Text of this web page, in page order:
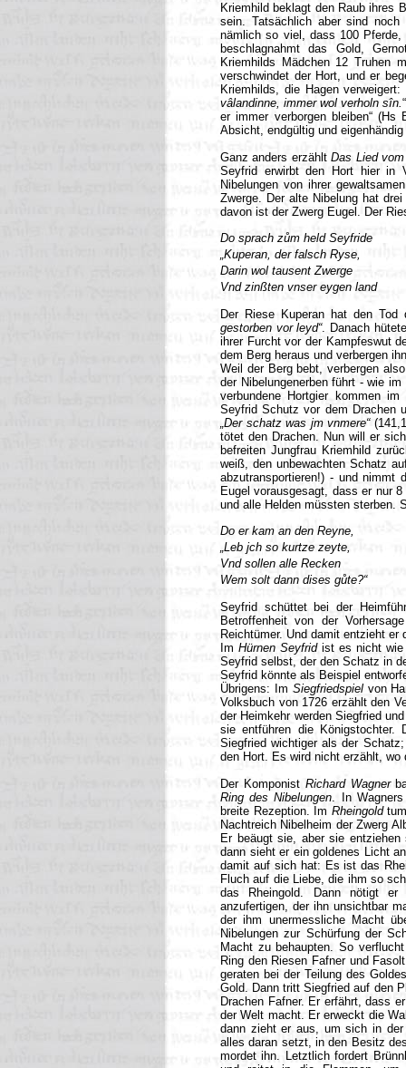
Kriemhild beklagt den Raub ihres
sein. Tatsächlich aber sind noch
nämlich so viel, dass 100
beschlagnahmt das Gold,
Kriemhilds Mädchen 12 Truhen
verschwindet der Hort, und er
Kriemhilds, die Hagen verweigert:
vâlandinne, immer wol verholn sîn.
er immer verborgen bleiben“
Absicht, endgültig und
Ganz anders erzähltDas Lied
Seyfrid erwirbt den Hort hier in
Nibelungen von ihrer
Zwerge. Der alte Nibelung hat
davon ist der Zwerg Eugel. Der
Do sprach zům held Seyfride
„Kuperan, der falsch Ryse,
Darin wol tausent Zwerge
Vnd zinßten vnser eygen land
Der Riese Kuperan hat den Tod
gestorben vor leyd“. Danach
ihrer Furcht vor der Kampfeswut
dem Berg heraus und verbergen
Weil der Berg bebt, verbergen
der Nibelungenerben führt - wie
verbundene Hortgier kommen
Seyfrid Schutz vor dem Drachen
„Der schatz was jm vnmere“
tötet den Drachen. Nun will er
befreiten Jungfrau Kriemhild
weiß, den unbewachten Schatz
abzutransportieren!) - und nimmt
Eugel vorausgesagt, dass er nur
und alle Helden müssten sterben.
Do er kam an den Reyne,
„Leb jch so kurtze zeyte,
Vnd sollen alle Recken
Wem solt dann dises gůte?“
Seyfrid schüttet bei der
Betroffenheit von der
Reichtümer. Und damit entzieht
Im Hürnen Seyfridist es nicht
Seyfrid selbst, der den Schatz in
Seyfrid könnte als Beispiel
Übrigens: Im Siegfriedspielvon
Volksbuch von 1726 erzählt den
der Heimkehr werden Siegfried
sie entführen die Königstochter.
Siegfried wichtiger als der
den Hort. Es wird nicht erzählt, wo
Der Komponist Richard Wagner
Ring des Nibelungen. In Wagners
breite Rezeption. Im Rheingold
Nachtreich Nibelheim der Zwerg
Er beäugt sie, aber sie
dann sieht er ein goldenes Licht
damit auf sich hat: Es ist das
Fluch auf die Liebe, die ihm so
das Rheingold. Dann nötigt er
anzufertigen, der ihn unsichtbar
der ihm unermessliche Macht
Nibelungen zur Schürfung der
Macht zu behaupten. So
Ring den Riesen Fafner und
geraten bei der Teilung des
Gold. Dann tritt Siegfried auf den
Drachen Fafner. Er erfährt, dass
der Welt macht. Er erweckt die
dann zieht er aus, um sich in der
alles daran setzt, in den Besitz
mordet ihn. Letztlich fordert